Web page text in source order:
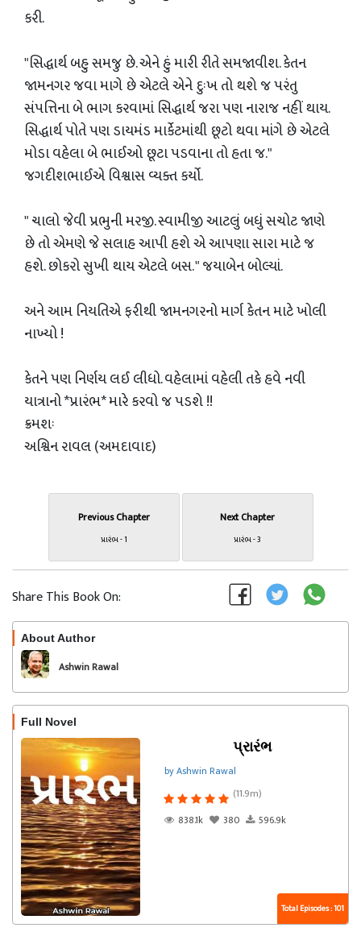
કરી.
"સિદ્ધાર્થ બહુ સમજુ છે. એને હું મારી રીતે સમજાવીશ. કેતન
જામનગર જવા માગે છે એટલે એને દુઃખ તો થશે જ પરંતુ
સંપત્તિના બે ભાગ કરવામાં સિદ્ધાર્થ જરા પણ નારાજ નહીં થાય.
સિદ્ધાર્થ પોતે પણ ડાયમંડ માર્કેટમાંથી છૂટો થવા માંગે છે એટલે
મોડા વહેલા બે ભાઈઓ છૂટા પડવાના તો હતા જ."
જગદીશભાઈએ વિશ્વાસ વ્યક્ત કર્યો.
" ચાલો જેવી પ્રભુની મરજી. સ્વામીજી આટલું બધું સચોટ જાણે
છે તો એમણે જે સલાહ આપી હશે એ આપણા સારા માટે જ
હશે. છોકરો સુખી થાય એટલે બસ. " જયાબેન બોલ્યાં.
અને આમ નિયતિએ ફરીથી જામનગરનો માર્ગ કેતન માટે ખોલી
નાખ્યો !
કેતને પણ નિર્ણય લઈ લીધો. વહેલામાં વહેલી તકે હવે નવી
યાત્રાનો *પ્રારંભ* મારે કરવો જ પડશે !!
ક્રમશઃ
અશ્વિન રાવલ (અમદાવાદ)
Previous Chapter
પ્રારંભ - 1
Next Chapter
પ્રારંભ - 3
Share This Book On:
About Author
Ashwin Rawal
Full Novel
પ્રારંભ
by Ashwin Rawal
(11.9m)
838.1k
380 596.9k
Total Episodes : 101